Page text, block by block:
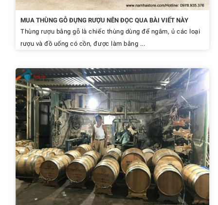
MUA THÙNG GỖ ĐỰNG RƯỢU NÊN ĐỌC QUA BÀI VIẾT NÀY
Thùng rượu bằng gỗ là chiếc thùng dùng để ngâm, ủ các loại
rượu và đồ uống có cồn, được làm bằng ...